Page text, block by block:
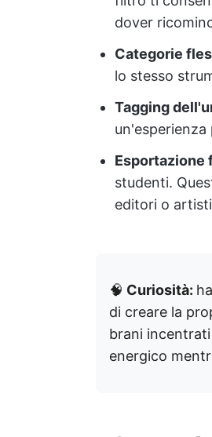
dover
Categorie
lo stesso
Tagging
Esportazione
studenti.
editori o
🧠 Curiosità:
di creare la
brani
energico